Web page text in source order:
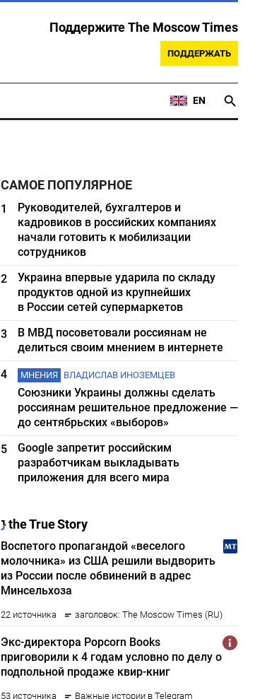
Поддержите The Moscow Times
ПОДДЕРЖАТЬ
EN
САМОЕ ПОПУЛЯРНОЕ
1
Руководителей, бухгалтеров и
кадровиков в российских компаниях
начали готовить к мобилизации
сотрудников
2
Украина впервые ударила по складу
продуктов одной из крупнейших
в России сетей супермаркетов
3
В МВД посоветовали россиянам не
делиться своим мнением в интернете
4
МНЕНИЯ ВЛАДИСЛАВ ИНОЗЕМЦЕВ
Союзники Украины должны сделать
россиянам решительное предложение —
до сентябрьских «выборов»
5
Google запретит российским
разработчикам выкладывать
приложения для всего мира